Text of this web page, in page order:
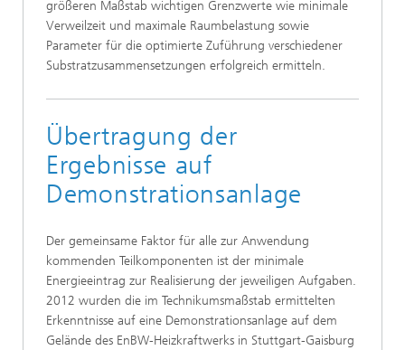
größeren Maßstab wichtigen Grenzwerte wie minimale
Verweilzeit und maximale Raumbelastung sowie
Parameter für die optimierte Zuführung verschiedener
Substratzusammensetzungen erfolgreich ermitteln.
Übertragung der
Ergebnisse auf
Demonstrationsanlage
Der gemeinsame Faktor für alle zur Anwendung
kommenden Teilkomponenten ist der minimale
Energieeintrag zur Realisierung der jeweiligen Aufgaben.
2012 wurden die im Technikumsmaßstab ermittelten
Erkenntnisse auf eine Demonstrationsanlage auf dem
Gelände des EnBW-Heizkraftwerks in Stuttgart-Gaisburg